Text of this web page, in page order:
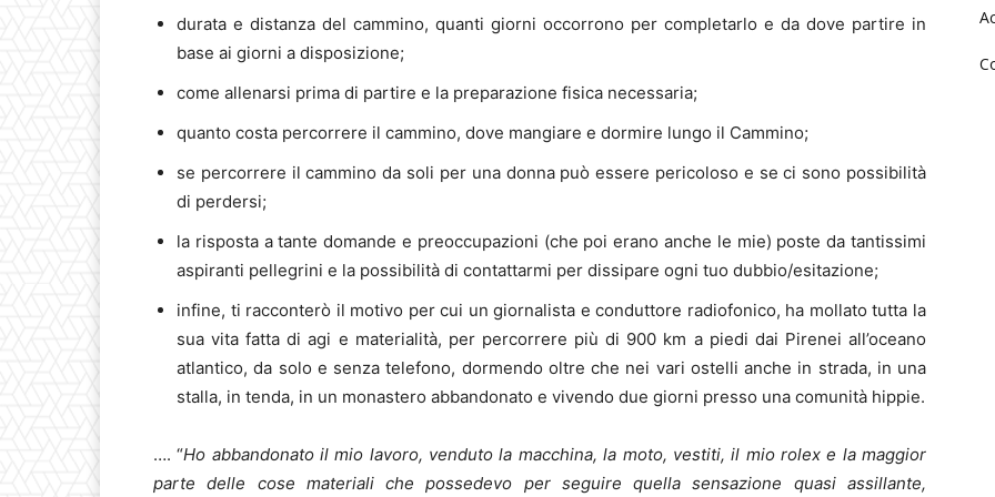
durata e distanza del cammino, quanti giorni occorrono per completarlo e da dove partire in
base ai giorni a disposizione;
come allenarsi prima di partire e la preparazione fisica necessaria;
quanto costa percorrere il cammino, dove mangiare e dormire lungo il Cammino;
se percorrere il cammino da soli per una donna può essere pericoloso e se ci sono possibilità
di perdersi;
la risposta a tante domande e preoccupazioni (che poi erano anche le mie) poste da tantissimi
aspiranti pellegrini e la possibilità di contattarmi per dissipare ogni tuo dubbio/esitazione;
infine, ti racconterò il motivo per cui un giornalista e conduttore radiofonico, ha mollato tutta la
sua vita fatta di agi e materialità, per percorrere più di 900 km a piedi dai Pirenei all’oceano
atlantico, da solo e senza telefono, dormendo oltre che nei vari ostelli anche in strada, in una
stalla, in tenda, in un monastero abbandonato e vivendo due giorni presso una comunità hippie.
…. “Ho abbandonato il mio lavoro, venduto la macchina, la moto, vestiti, il mio rolex e la maggior
parte delle cose materiali che possedevo per seguire quella sensazione quasi assillante,